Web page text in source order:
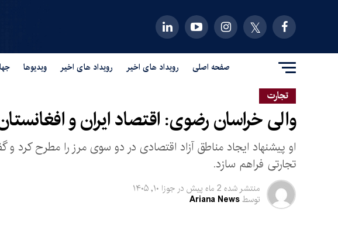
صفحه اصلی رویداد های اخیر رویداد های اخیر ویدیوها
تجارت
والی خراسان رضوی: اقتصاد ایران و
او پیشنهاد ایجاد مناطق آزاد اقتصادی در دو سوی مرز را مطرح
تجارتی فراهم سازد.
منتشر شده 2 ماه پیش در جوزا ۱۰, ۱۴۰۵
توسطAriana News